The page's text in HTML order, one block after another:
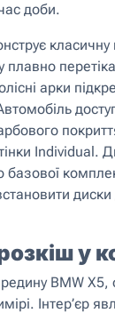
доби.
плавно
арки
Individual.
базової
у
BMW X5,
Інтер’єр